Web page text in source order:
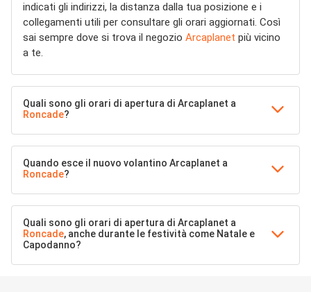
indicati gli indirizzi, la distanza dalla tua posizione e i
collegamenti utili per consultare gli orari aggiornati. Così
sai sempre dove si trova il negozio Arcaplanet più vicino
a te.
Quali sono gli orari di apertura di Arcaplanet a
Roncade?
Quando esce il nuovo volantino Arcaplanet a
Roncade?
Quali sono gli orari di apertura di Arcaplanet a
Roncade, anche durante le festività come Natale e
Capodanno?